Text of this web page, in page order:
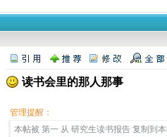
读书会里的那人那事
管理提醒：
本帖被 第一 从 研究生读书报告 复制到